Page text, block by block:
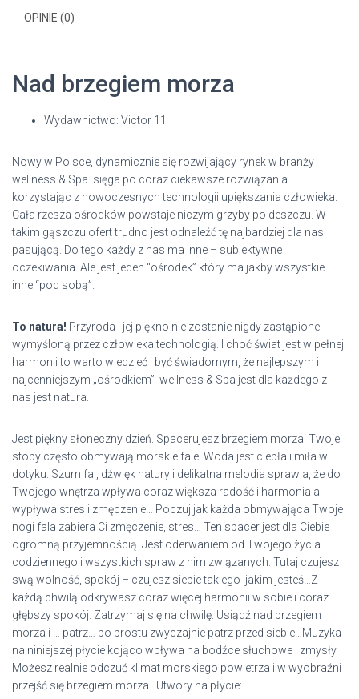
OPINIE (0)
Nad brzegiem morza
Wydawnictwo: Victor 11
Nowy w Polsce, dynamicznie się rozwijający rynek w branży
wellness & Spa sięga po coraz ciekawsze rozwiązania
korzystając z nowoczesnych technologii upiększania człowieka.
Cała rzesza ośrodków powstaje niczym grzyby po deszczu. W
takim gąszczu ofert trudno jest odnaleźć tę najbardziej dla nas
pasującą. Do tego każdy z nas ma inne – subiektywne
oczekiwania. Ale jest jeden “ośrodek” który ma jakby wszystkie
inne “pod sobą”.
To natura! Przyroda i jej piękno nie zostanie nigdy zastąpione
wymyśloną przez człowieka technologią. I choć świat jest w pełnej
harmonii to warto wiedzieć i być świadomym, że najlepszym i
najcenniejszym „ośrodkiem” wellness & Spa jest dla każdego z
nas jest natura.
Jest piękny słoneczny dzień. Spacerujesz brzegiem morza. Twoje
stopy często obmywają morskie fale. Woda jest ciepła i miła w
dotyku. Szum fal, dźwięk natury i delikatna melodia sprawia, że do
Twojego wnętrza wpływa coraz większa radość i harmonia a
wypływa stres i zmęczenie… Poczuj jak każda obmywająca Twoje
nogi fala zabiera Ci zmęczenie, stres… Ten spacer jest dla Ciebie
ogromną przyjemnością. Jest oderwaniem od Twojego życia
codziennego i wszystkich spraw z nim związanych. Tutaj czujesz
swą wolność, spokój – czujesz siebie takiego jakim jesteś…Z
każdą chwilą odkrywasz coraz więcej harmonii w sobie i coraz
głębszy spokój. Zatrzymaj się na chwilę. Usiądź nad brzegiem
morza i … patrz… po prostu zwyczajnie patrz przed siebie…Muzyka
na niniejszej płycie kojąco wpływa na bodźce słuchowe i zmysły.
Możesz realnie odczuć klimat morskiego powietrza i w wyobraźni
przejść się brzegiem morza…Utwory na płycie: